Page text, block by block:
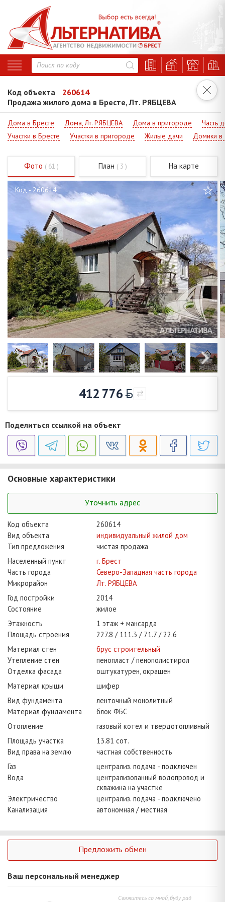
Код объекта
260614
Продажа жилого дома в Бресте, Лт. РЯБЦЕВА
Дома в Бресте Дома, Лт. РЯБЦЕВА Дома в пригороде
Часть
Участки в Бресте
Участки в пригороде Жилые дачи Домики в
Фото ( 61 ) План ( 3 ) На карте
Код - 260614
412 776
Поделиться ссылкой на объект
Основные характеристики
Уточнить адрес
Код объекта
260614
Вид объекта
индивидуальный жилой дом
Тип предложения
чистая продажа
Населенный пункт
г. Брест
Часть города
Северо-Западная часть города
Микрорайон
Лт. РЯБЦЕВА
Год постройки
2014
Состояние
жилое
Этажность
1 этаж + мансарда
Площадь строения
227.8 111.3 71.7
22.6
Материал стен
брус строительный
Утепление стен
пенопласт / пенополистирол
Отделка фасада
оштукатурен, окрашен
Материал крыши
шифер
Вид фундамента
ленточный монолитный
Материал фундамента
блок ФБС
Отопление
газовый котел и твердотопливный
Площадь участка
13.81 сот.
Вид права на землю
частная собственность
Газ
централиз. подача - подключен
Вода
централизованный водопровод и
скважина на участке
Электричество
централиз. подача - подключено
Канализация
автономная / местная
Предложить обмен
Ваш персональный менеджер
Свяжитесь со мной, буду рад